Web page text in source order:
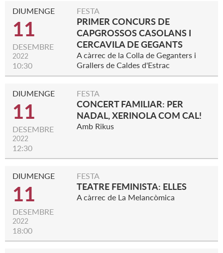
DIUMENGE
11
DESEMBRE
2022
10:30
FESTA
PRIMER CONCURS DE
CAPGROSSOS CASOLANS I
CERCAVILA DE GEGANTS
A càrrec de la Colla de Geganters i
Grallers de Caldes d'Estrac
DIUMENGE
11
DESEMBRE
2022
12:30
FESTA
CONCERT FAMILIAR: PER
NADAL, XERINOLA COM CAL!
Amb Rikus
DIUMENGE
11
DESEMBRE
2022
18:00
FESTA
TEATRE FEMINISTA: ELLES
A càrrec de La Melancòmica